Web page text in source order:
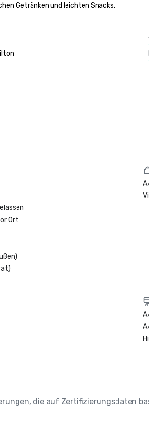
Getränken und leichten Snacks.
Ort
die auf Zertifizierungsdaten